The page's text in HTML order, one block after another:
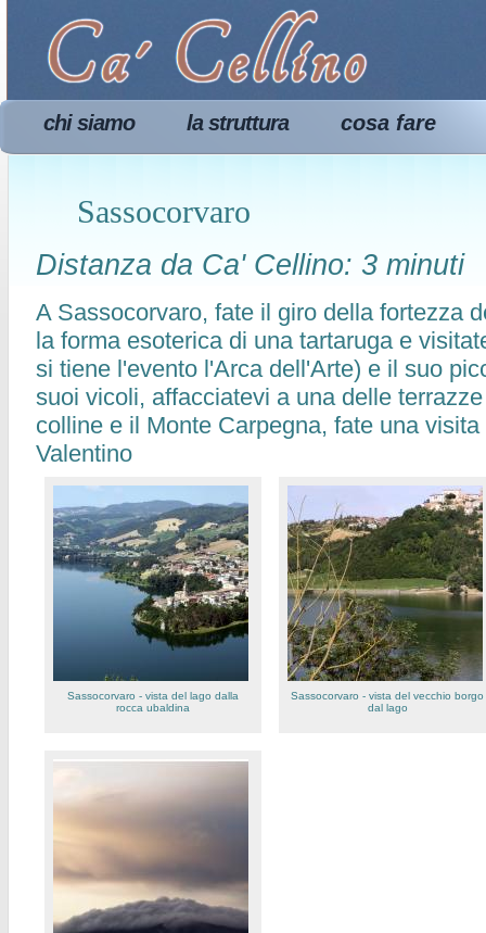
chi siamo la struttura cosa fare
Sassocorvaro
Distanza da Ca' Cellino: 3 minuti
A Sassocorvaro, fate il giro della fortezza
la forma esoterica di una tartaruga e
si tiene l'evento l'Arca dell'Arte) e il suo
suoi vicoli, affacciatevi a una delle
colline e il Monte Carpegna, fate una
Valentino
Sassocorvaro - vista del lago dalla
rocca ubaldina
Sassocorvaro - vista del vecchio borgo
dal lago